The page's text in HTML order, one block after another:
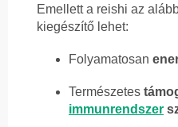
Emellett a reishi az
kiegészítő lehet:
Folyamatosan
Természetes
immunrendszer